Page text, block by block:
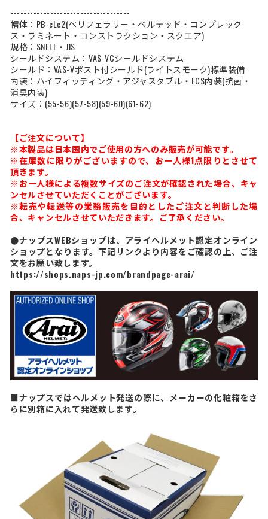
------------------------------------
帽体：PB-cLc2(ペリフェラリー・ベルテッド・コンプレック
ス・ラミネート・コンストラクション・スクエア)
規格：SNELL・JIS
シールドシステム：VAS-VCシールドシステム
シールド：VAS-Vポスト付シールド(ライトスモーク)標準装備
内装：ハイフィッティング・アジャスタブル・FCS内装(抗菌・
消臭内装)
サイズ：(55-56)(57-58)(59-60)(61-62)
【ご注文について】
※本製品は日本国内でご使用の方へのみ販売が可能です。
※在庫数に限りがございますので、お一人様1点限りとさせて
頂きます。
※お一人様による複数サイズのご注文が確認された場合、キャ
ンセルさせていただくことがございます。
※転売や転送等の業務販売を目的としたご注文と判断した場
合、キャンセルさせていただきます。ご了承ください。
●ナップスWEBショップは、アライヘルメット認定オンライン
ショップとなります。下記リンクより内容をご確認の上、ご注
文をお願い致します。
https://shops.naps-jp.com/brandpage-arai/
■ナップスではヘルメット発送の際に、メーカーの化粧箱をさ
らに別箱に入れて発送致します。